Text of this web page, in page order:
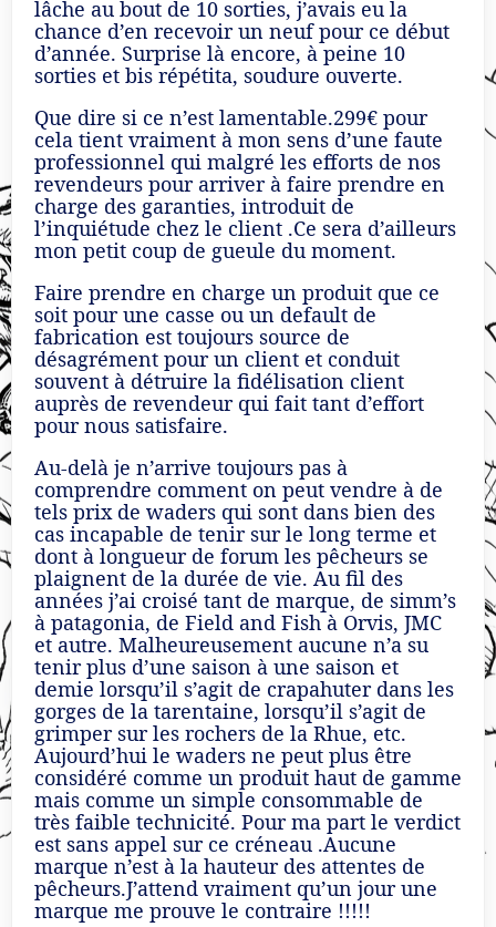
lâche au bout de 10 sorties, j’avais eu la
chance d’en recevoir un neuf pour ce début
d’année. Surprise là encore, à peine 10
sorties et bis répétita, soudure ouverte.
Que dire si ce n’est lamentable.299€ pour
cela tient vraiment à mon sens d’une faute
professionnel qui malgré les efforts de nos
revendeurs pour arriver à faire prendre en
charge des garanties, introduit de
l’inquiétude chez le client .Ce sera d’ailleurs
mon petit coup de gueule du moment.
Faire prendre en charge un produit que ce
soit pour une casse ou un default de
fabrication est toujours source de
désagrément pour un client et conduit
souvent à détruire la fidélisation client
auprès de revendeur qui fait tant d’effort
pour nous satisfaire.
Au-delà je n’arrive toujours pas à
comprendre comment on peut vendre à de
tels prix de waders qui sont dans bien des
cas incapable de tenir sur le long terme et
dont à longueur de forum les pêcheurs se
plaignent de la durée de vie. Au fil des
années j’ai croisé tant de marque, de simm’s
à patagonia, de Field and Fish à Orvis, JMC
et autre. Malheureusement aucune n’a su
tenir plus d’une saison à une saison et
demie lorsqu’il s’agit de crapahuter dans les
gorges de la tarentaine, lorsqu’il s’agit de
grimper sur les rochers de la Rhue, etc.
Aujourd’hui le waders ne peut plus être
considéré comme un produit haut de gamme
mais comme un simple consommable de
très faible technicité. Pour ma part le verdict
est sans appel sur ce créneau .Aucune
marque n’est à la hauteur des attentes de
pêcheurs.J’attend vraiment qu’un jour une
marque me prouve le contraire !!!!!